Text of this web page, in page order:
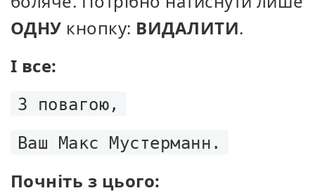
ОДНУ кнопку: ВИДАЛИТИ.
І все:
З повагою,
Ваш Макс Мустерманн.
Почніть з цього: